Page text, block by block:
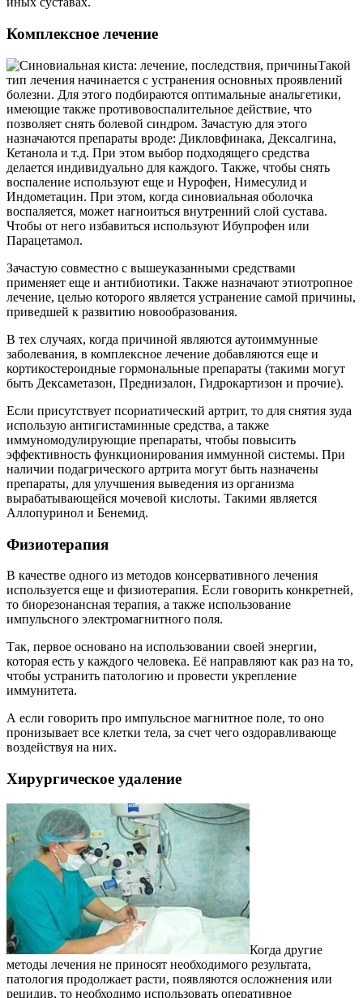
Комплексное лечение
Такой
тип лечения начинается с устранения основных проявлений
болезни. Для этого подбираются оптимальные анальгетики,
имеющие также противовоспалительное действие, что
позволяет снять болевой синдром. Зачастую для этого
назначаются препараты вроде: Дикловфинака, Дексалгина,
Кетанола и т.д. При этом выбор подходящего средства
делается индивидуально для каждого. Также, чтобы снять
воспаление используют еще и Нурофен, Нимесулид и
Индометацин. При этом, когда синовиальная оболочка
воспаляется, может нагноиться внутренний слой сустава.
Чтобы от него избавиться используют Ибупрофен или
Парацетамол.
Зачастую совместно с вышеуказанными средствами
применяет еще и антибиотики. Также назначают этиотропное
лечение, целью которого является устранение самой причины,
приведшей к развитию новообразования.
В тех случаях, когда причиной являются аутоиммунные
заболевания, в комплексное лечение добавляются еще и
кортикостероидные гормональные препараты (такими могут
быть Дексаметазон, Преднизалон, Гидрокартизон и прочие).
Если присутствует псориатический артрит, то для снятия зуда
использую антигистаминные средства, а также
иммуномодулирующие препараты, чтобы повысить
эффективность функционирования иммунной системы. При
наличии подагрического артрита могут быть назначены
препараты, для улучшения выведения из организма
вырабатывающейся мочевой кислоты. Такими является
Аллопуринол и Бенемид.
Физиотерапия
В качестве одного из методов консервативного лечения
используется еще и физиотерапия. Если говорить конкретней,
то биорезонансная терапия, а также использование
импульсного электромагнитного поля.
Так, первое основано на использовании своей энергии,
которая есть у каждого человека. Её направляют как раз на то,
чтобы устранить патологию и провести укрепление
иммунитета.
А если говорить про импульсное магнитное поле, то оно
пронизывает все клетки тела, за счет чего оздоравливающе
воздействуя на них.
Хирургическое удаление
Когда другие
методы лечения не приносят необходимого результата,
патология продолжает расти, появляются осложнения или
рецидив, то необходимо использовать оперативное